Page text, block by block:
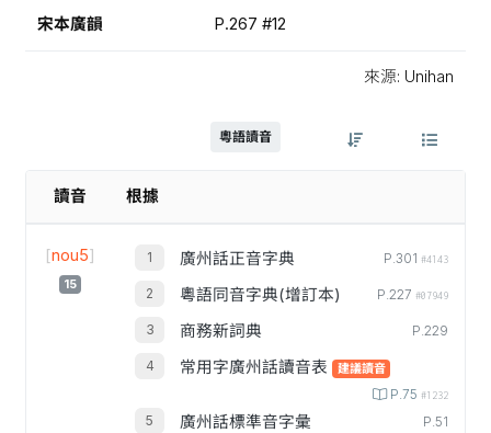
宋本廣韻 P.267 #12
來源: Unihan
粵語讀音
讀音 根據
[nou5]
15
廣州話正音字典 P.301 #4143
粵語同音字典(增訂本) P.227 #07949
商務新詞典 P.229
常用字廣州話讀音表 建議讀音
P.75 #1232
廣州話標準音字彙 P.51